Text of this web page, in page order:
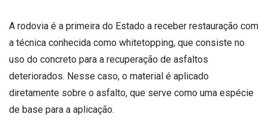
A rodovia é a primeira do Estado a receber restauração com
a técnica conhecida como whitetopping, que consiste no
uso do concreto para a recuperação de asfaltos
deteriorados. Nesse caso, o material é aplicado
diretamente sobre o asfalto, que serve como uma espécie
de base para a aplicação.